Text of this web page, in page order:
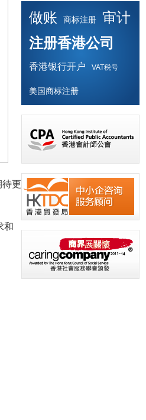
更
和
做账 商标注册
审计
注册香港公司
香港银行开户 VAT税号
美国商标注册